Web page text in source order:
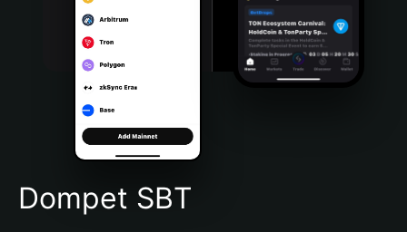
Bahasa Indonesia
Português (Brasil)
Español (Argentina)
Dompet SBT